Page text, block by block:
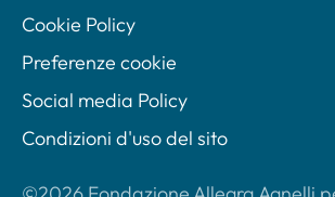
Cookie Policy
Preferenze cookie
Social media Policy
Condizioni d'uso del sito